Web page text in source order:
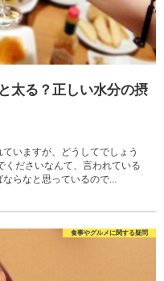
太る？正しい水分の摂
いますが、どうしてでしょう
くださいなんて、言われている
らなと思っているので...
食事やグルメに関する疑問